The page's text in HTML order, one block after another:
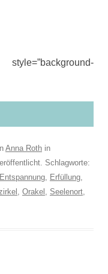
Anna Roth in
Schlagworte:
Entspannung, Erfüllung,
, Orakel , Seelenort,